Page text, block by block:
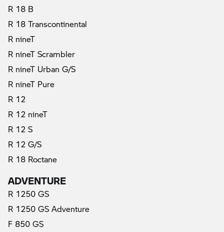
R 18 B
R 18 Transcontinental
R nineT
R nineT Scrambler
R nineT Urban G/S
R nineT Pure
R 12
R 12 nineT
R 12 S
R 12 G/S
R 18 Roctane
ADVENTURE
R 1250 GS
R 1250 GS Adventure
F 850 GS